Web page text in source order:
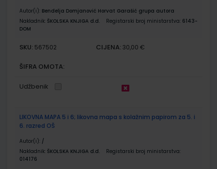
Autor(i): Bendelja Domjanović Horvat Garašić grupa autora
Nakladnik: ŠKOLSKA KNJIGA d.d. Registarski broj ministarstva: 6143-
DOM
SKU: 567502 CIJENA: 30,00 €
ŠIFRA OMOTA:
Udžbenik
LIKOVNA MAPA 5 i 6; likovna mapa s kolažnim papirom za 5. i
6. razred OŠ
Autor(i): /
Nakladnik: ŠKOLSKA KNJIGA d.d.
Registarski broj ministarstva:
014176